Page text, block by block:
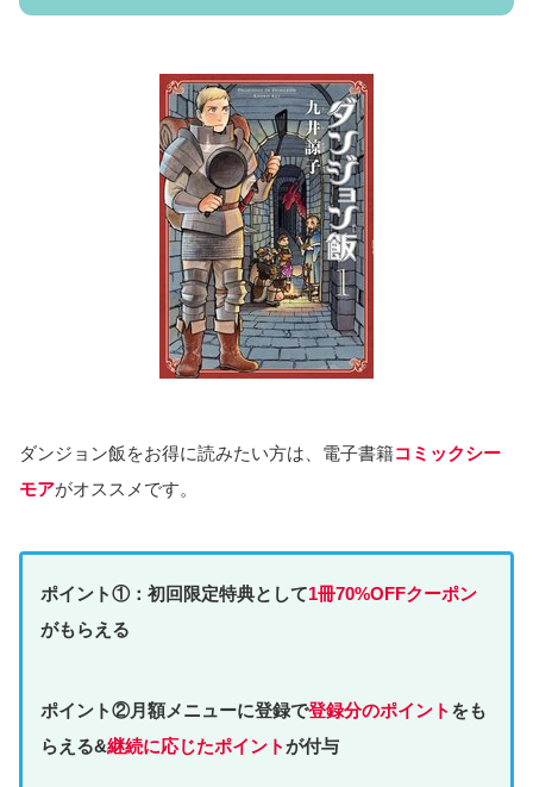
ダンジョン飯をお得に読みたい方は、電子書籍コミックシー
モアがオススメです。
ポイント①：初回限定特典として1冊70%OFFクーポン
がもらえる
ポイント②月額メニューに登録で登録分のポイント をも
らえる&継続に応じたポイントが付与